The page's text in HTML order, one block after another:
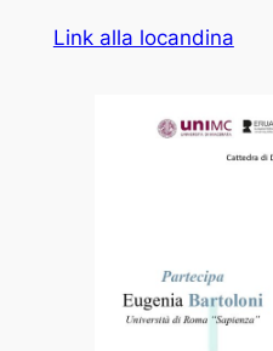
Link alla locandina